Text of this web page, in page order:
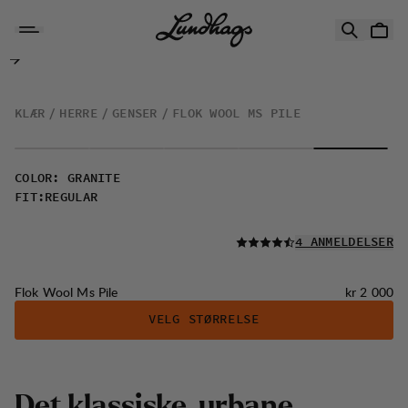
Flok Wool Ms Pile
KLÆR HERRE GENSER FLOK WOOL MS PILE
COLOR : GRANITE
FIT: REGULAR
LES ALLE
4 ANMELDELSER
Flok Wool Ms Pile Pris:
kr 2 000
VELG STØRRELSE